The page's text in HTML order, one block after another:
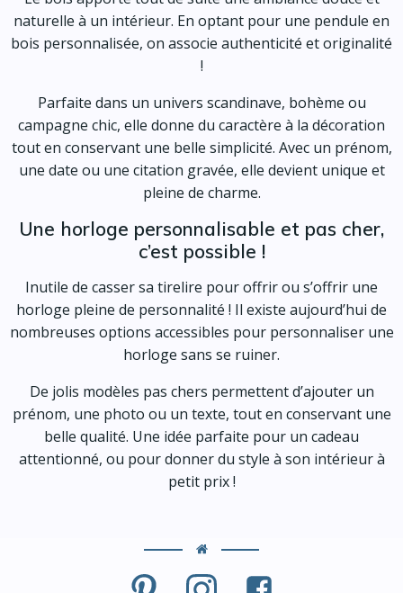
naturelle à un intérieur. En optant pour une pendule en
bois personnalisée, on associe authenticité et originalité
!
Parfaite dans un univers scandinave, bohème ou
campagne chic, elle donne du caractère à la décoration
tout en conservant une belle simplicité. Avec un prénom,
une date ou une citation gravée, elle devient unique et
pleine de charme.
Une horloge personnalisable et pas cher,
c’est possible !
Inutile de casser sa tirelire pour offrir ou s’offrir une
horloge pleine de personnalité ! Il existe aujourd’hui de
nombreuses options accessibles pour personnaliser une
horloge sans se ruiner.
De jolis modèles pas chers permettent d’ajouter un
prénom, une photo ou un texte, tout en conservant une
belle qualité. Une idée parfaite pour un cadeau
attentionné, ou pour donner du style à son intérieur à
petit prix !